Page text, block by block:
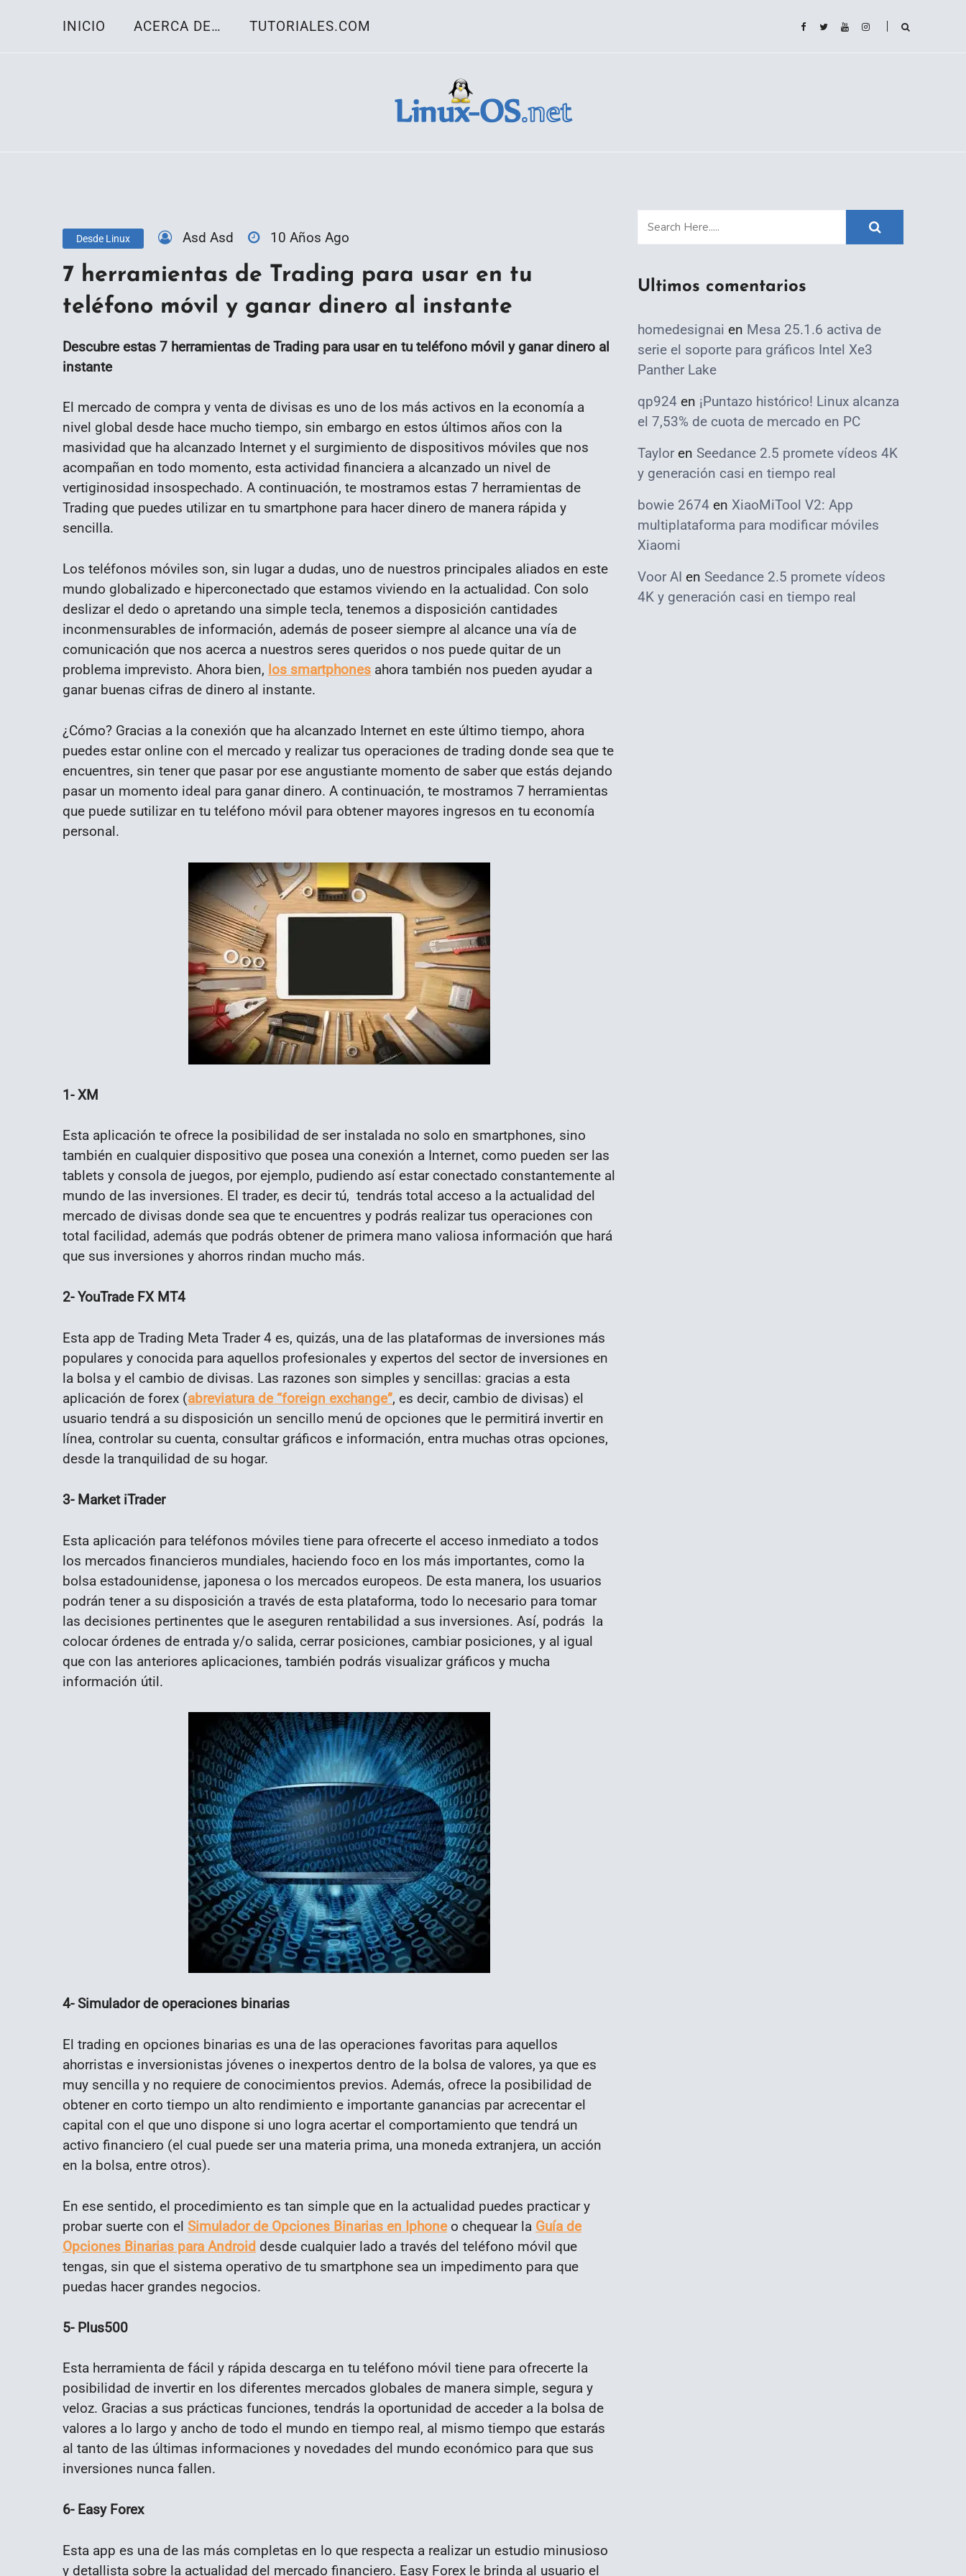
INICIO ACERCA DE… TUTORIALES.COM
Desde Linux Asd Asd 10 Años Ago
7 herramientas de Trading para usar en tu
teléfono móvil y ganar dinero al instante
Descubre estas 7 herramientas de Trading para usar en tu teléfono móvil y ganar dinero al
instante
El mercado de compra y venta de divisas es uno de los más activos en la economía a
nivel global desde hace mucho tiempo, sin embargo en estos últimos años con la
masividad que ha alcanzado Internet y el surgimiento de dispositivos móviles que nos
acompañan en todo momento, esta actividad financiera a alcanzado un nivel de
vertiginosidad insospechado. A continuación, te mostramos estas 7 herramientas de
Trading que puedes utilizar en tu smartphone para hacer dinero de manera rápida y
sencilla.
Los teléfonos móviles son, sin lugar a dudas, uno de nuestros principales aliados en este
mundo globalizado e hiperconectado que estamos viviendo en la actualidad. Con solo
deslizar el dedo o apretando una simple tecla, tenemos a disposición cantidades
inconmensurables de información, además de poseer siempre al alcance una vía de
comunicación que nos acerca a nuestros seres queridos o nos puede quitar de un
problema imprevisto. Ahora bien, los smartphones ahora también nos pueden ayudar a
ganar buenas cifras de dinero al instante.
¿Cómo? Gracias a la conexión que ha alcanzado Internet en este último tiempo, ahora
puedes estar online con el mercado y realizar tus operaciones de trading donde sea que te
encuentres, sin tener que pasar por ese angustiante momento de saber que estás dejando
pasar un momento ideal para ganar dinero. A continuación, te mostramos 7 herramientas
que puede sutilizar en tu teléfono móvil para obtener mayores ingresos en tu economía
personal.
1- XM
Esta aplicación te ofrece la posibilidad de ser instalada no solo en smartphones, sino
también en cualquier dispositivo que posea una conexión a Internet, como pueden ser las
tablets y consola de juegos, por ejemplo, pudiendo así estar conectado constantemente al
mundo de las inversiones. El trader, es decir tú, tendrás total acceso a la actualidad del
mercado de divisas donde sea que te encuentres y podrás realizar tus operaciones con
total facilidad, además que podrás obtener de primera mano valiosa información que hará
que sus inversiones y ahorros rindan mucho más.
2- YouTrade FX MT4
Esta app de Trading Meta Trader 4 es, quizás, una de las plataformas de inversiones más
populares y conocida para aquellos profesionales y expertos del sector de inversiones en
la bolsa y el cambio de divisas. Las razones son simples y sencillas: gracias a esta
aplicación de forex (abreviatura de “foreign exchange”, es decir, cambio de divisas) el
usuario tendrá a su disposición un sencillo menú de opciones que le permitirá invertir en
línea, controlar su cuenta, consultar gráficos e información, entra muchas otras opciones,
desde la tranquilidad de su hogar.
3- Market iTrader
Esta aplicación para teléfonos móviles tiene para ofrecerte el acceso inmediato a todos
los mercados financieros mundiales, haciendo foco en los más importantes, como la
bolsa estadounidense, japonesa o los mercados europeos. De esta manera, los usuarios
podrán tener a su disposición a través de esta plataforma, todo lo necesario para tomar
las decisiones pertinentes que le aseguren rentabilidad a sus inversiones. Así, podrás la
colocar órdenes de entrada y/o salida, cerrar posiciones, cambiar posiciones, y al igual
que con las anteriores aplicaciones, también podrás visualizar gráficos y mucha
información útil.
4- Simulador de operaciones binarias
El trading en opciones binarias es una de las operaciones favoritas para aquellos
ahorristas e inversionistas jóvenes o inexpertos dentro de la bolsa de valores, ya que es
muy sencilla y no requiere de conocimientos previos. Además, ofrece la posibilidad de
obtener en corto tiempo un alto rendimiento e importante ganancias par acrecentar el
capital con el que uno dispone si uno logra acertar el comportamiento que tendrá un
activo financiero (el cual puede ser una materia prima, una moneda extranjera, un acción
en la bolsa, entre otros).
En ese sentido, el procedimiento es tan simple que en la actualidad puedes practicar y
probar suerte con el Simulador de Opciones Binarias en Iphoneo chequear la Guía de
Opciones Binarias para Android desde cualquier lado a través del teléfono móvil que
tengas, sin que el sistema operativo de tu smartphone sea un impedimento para que
puedas hacer grandes negocios.
5- Plus500
Esta herramienta de fácil y rápida descarga en tu teléfono móvil tiene para ofrecerte la
posibilidad de invertir en los diferentes mercados globales de manera simple, segura y
veloz. Gracias a sus prácticas funciones, tendrás la oportunidad de acceder a la bolsa de
valores a lo largo y ancho de todo el mundo en tiempo real, al mismo tiempo que estarás
al tanto de las últimas informaciones y novedades del mundo económico para que sus
inversiones nunca fallen.
6- Easy Forex
Esta app es una de las más completas en lo que respecta a realizar un estudio minusioso
y detallista sobre la actualidad del mercado financiero. Easy Forex le brinda al usuario el
Ultimos comentarios
homedesignai en Mesa 25.1.6 activa de
serie el soporte para gráficos Intel Xe3
Panther Lake
qp924 en ¡Puntazo histórico! Linux alcanza
el 7,53% de cuota de mercado en PC
Taylor en Seedance 2.5 promete vídeos 4K
y generación casi en tiempo real
bowie 2674 en XiaoMiTool V2: App
multiplataforma para modificar móviles
Xiaomi
Voor AI en Seedance 2.5 promete vídeos
4K y generación casi en tiempo real